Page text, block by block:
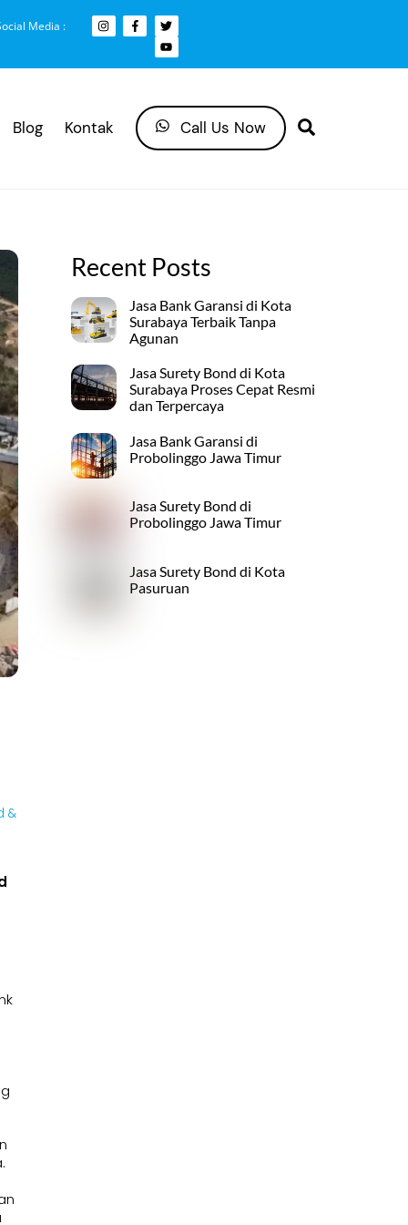
Media :
Blog Kontak Call Us Now
&
Recent Posts
Jasa Bank Garansi di Kota
Surabaya Terbaik Tanpa
Agunan
Jasa Surety Bond di Kota
Surabaya Proses Cepat Resmi
dan Terpercaya
Jasa Bank Garansi di
Probolinggo Jawa Timur
Jasa Surety Bond di
Probolinggo Jawa Timur
Jasa Surety Bond di Kota
Pasuruan